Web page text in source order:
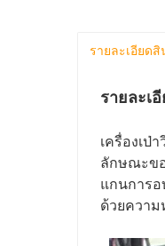
รายละเอียดสิ
รายละเ
เครื่องเป่
ลักษณะขอ
แกนการอ
ด้วยความ